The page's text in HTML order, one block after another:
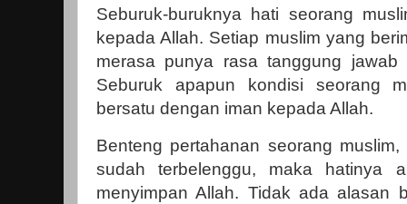
Seburuk-buruknya hati seorang
kepada Allah. Setiap muslim yang
merasa punya rasa tanggung
Seburuk apapun kondisi seorang
bersatu dengan iman kepada Allah.
Benteng pertahanan seorang
sudah terbelenggu, maka hatinya
menyimpan Allah. Tidak ada alasan